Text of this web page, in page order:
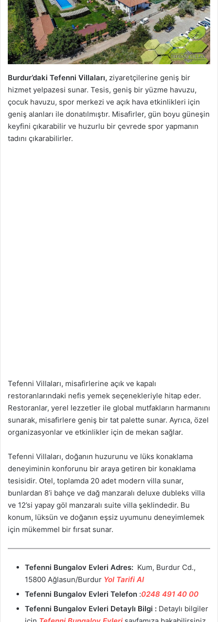
Burdur’daki Tefenni Villaları, ziyaretçilerine geniş bir
hizmet yelpazesi sunar. Tesis, geniş bir yüzme havuzu,
çocuk havuzu, spor merkezi ve açık hava etkinlikleri için
geniş alanları ile donatılmıştır. Misafirler, gün boyu güneşin
keyfini çıkarabilir ve huzurlu bir çevrede spor yapmanın
tadını çıkarabilirler.
Tefenni Villaları, misafirlerine açık ve kapalı
restoranlarındaki nefis yemek seçenekleriyle hitap eder.
Restoranlar, yerel lezzetler ile global mutfakların harmanını
sunarak, misafirlere geniş bir tat palette sunar. Ayrıca, özel
organizasyonlar ve etkinlikler için de mekan sağlar.
Tefenni Villaları, doğanın huzurunu ve lüks konaklama
deneyiminin konforunu bir araya getiren bir konaklama
tesisidir. Otel, toplamda 20 adet modern villa sunar,
bunlardan 8’i bahçe ve dağ manzaralı deluxe dubleks villa
ve 12’si yapay göl manzaralı suite villa şeklindedir. Bu
konum, lüksün ve doğanın eşsiz uyumunu deneyimlemek
için mükemmel bir fırsat sunar.
Tefenni Bungalov Evleri Adres: Kum, Burdur Cd.,
15800 Ağlasun/Burdur Yol Tarifi Al
Tefenni Bungalov Evleri Telefon :0248 491 40 00
Tefenni Bungalov Evleri Detaylı Bilgi : Detaylı bilgiler